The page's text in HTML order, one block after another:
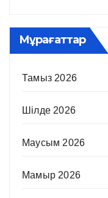
Мұрағаттар
Тамыз 2026
Шілде 2026
Маусым 2026
Мамыр 2026